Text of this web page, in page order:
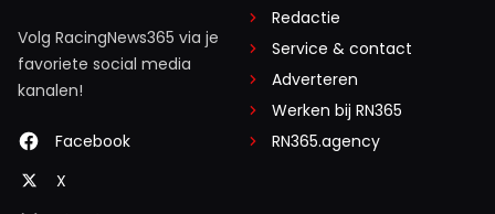
Volg RacingNews365 via je
favoriete social media
kanalen!
Facebook
X
Redactie
Service & contact
Adverteren
Werken bij RN365
RN365.agency